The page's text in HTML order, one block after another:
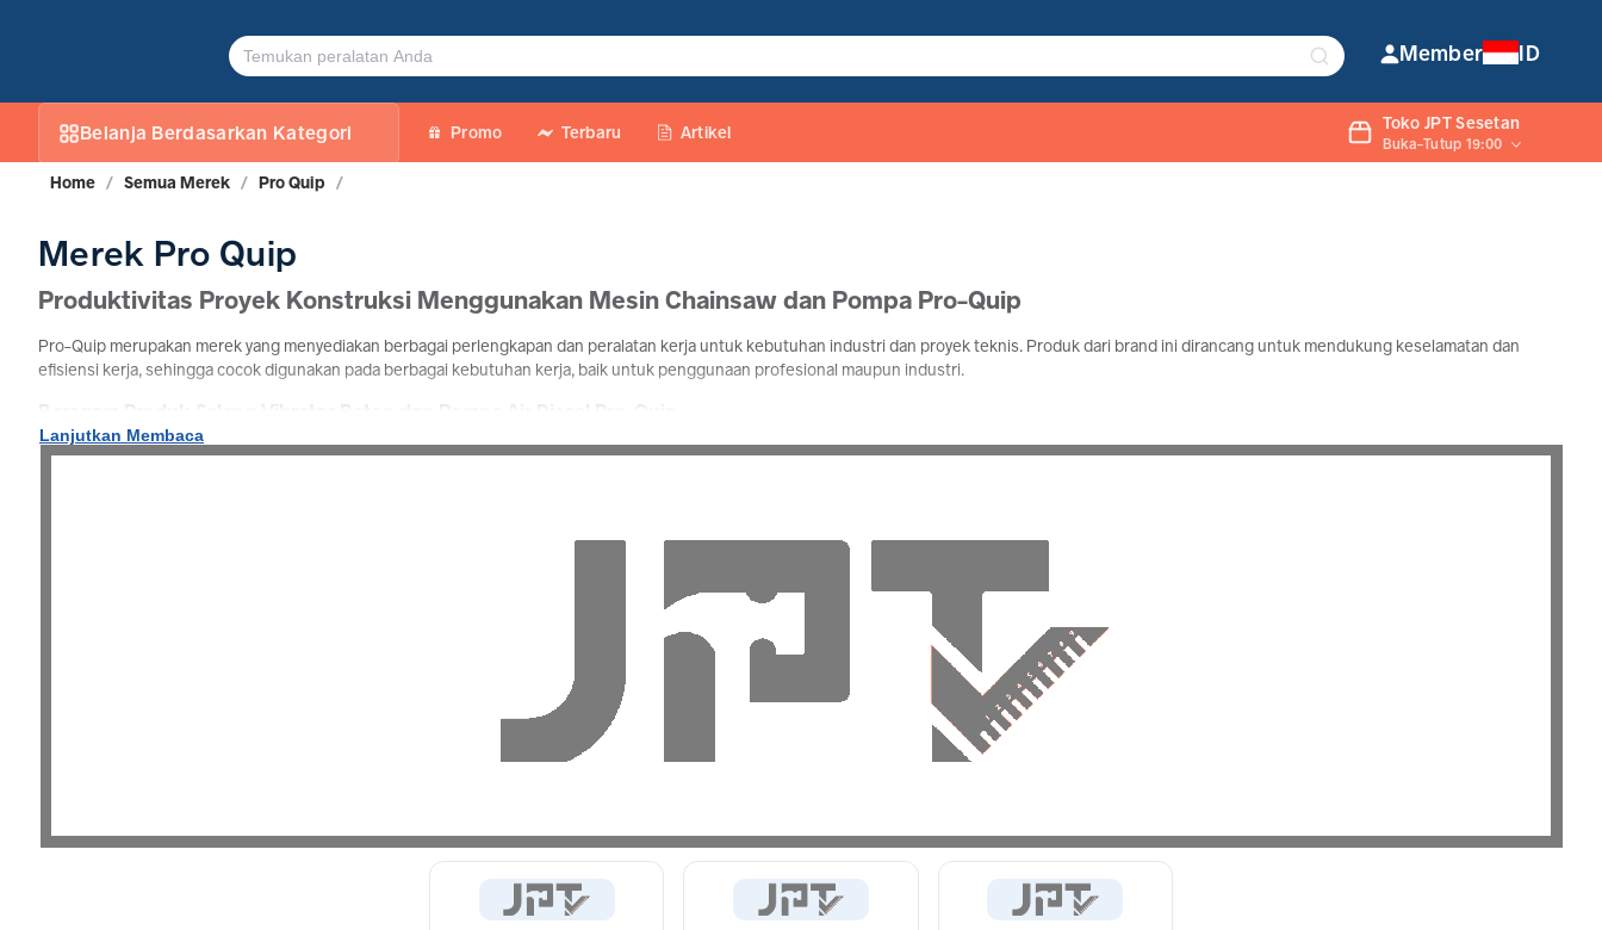
Member ID
Belanja Berdasarkan Kategori Promo Terbaru Artikel Toko JPT Sesetan
Buka-Tutup 19:00
Home / Semua Merek / Pro Quip /
Merek Pro Quip
Produktivitas Proyek Konstruksi Menggunakan Mesin Chainsaw dan Pompa Pro-Quip
Pro-Quip merupakan merek yang menyediakan berbagai perlengkapan dan peralatan kerja untuk kebutuhan industri dan proyek teknis. Produk dari brand ini dirancang untuk mendukung keselamatan dan
efisiensi kerja, sehingga cocok digunakan pada berbagai kebutuhan kerja, baik untuk penggunaan profesional maupun industri.
Tersedia berbagai pilihan produk PRO-QUIP seperti selang vibrator pemadat beton, generator penyuplai listrik, mesin chainsaw pemotong kayu, mesin gilingan padi, hingga pompa air diesel yang dapat
Lanjutkan Membaca